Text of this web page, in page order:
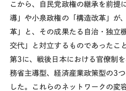
こから、自民党政権の継承を前提
導」や小泉政権の「構造改革」が
革」と、その成果たる自治・独立
交代」と対立するものであったこ
第3に、戦後日本における官僚制
務省主導型、経済産業政策型の3
した。これらのネットワークの変